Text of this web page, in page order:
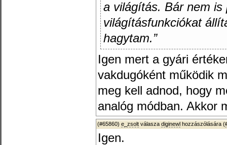
a világítás. Bár nem is
világításfunkciókat
hagytam.”
Igen mert a gyári
vakdugóként működik
meg kell adnod, hogy
analóg módban. Akkor
(#65860) e_zsolt válasza diginewl hozzászólására (
Igen.